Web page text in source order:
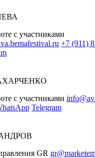
с участниками
+7 (911)
с участниками
Telegram
GR